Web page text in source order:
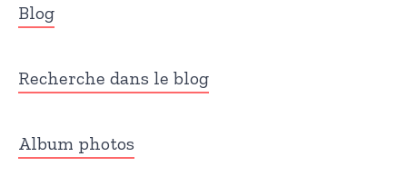
Blog
Recherche dans le blog
Album photos